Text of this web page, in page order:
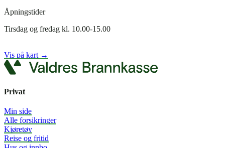
Åpningstider
Tirsdag og fredag kl. 10.00-15.00
Vis på kart →
Privat
Min side
Alle forsikringer
Kjøretøy
Reise og fritid